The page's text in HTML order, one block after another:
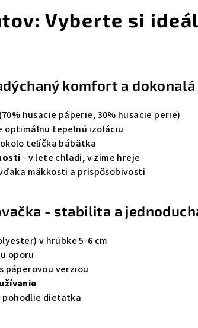
Vyberte si
komfort a
(70% husacie páperie, 30% husacie perie)
optimálnu tepelnú izoláciu
okolo telíčka bábätka
- v lete chladí, v zime hreje
mäkkosti a prispôsobivosti
- stabilita a
v hrúbke 5-6 cm
oporu
páperovou verziou
pohodlie dieťatka